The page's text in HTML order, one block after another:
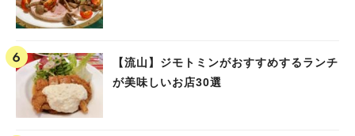
【流山】ジモトミンがおすすめするランチ
が美味しいお店30選